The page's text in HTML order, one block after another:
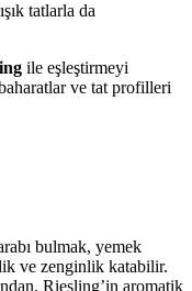
tatlarla da
ile eşleştirmeyi
ve tat profilleri
bulmak, yemek
ve zenginlik katabilir.
Riesling’in aromatik